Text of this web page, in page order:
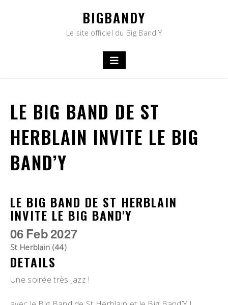
BIGBANDY
Le site officiel du Big Band'Y
LE BIG BAND DE ST
HERBLAIN INVITE LE BIG
BAND’Y
LE BIG BAND DE ST HERBLAIN
INVITE LE BIG BAND'Y
06Feb2027
St Herblain (44)
DETAILS
Une soirée très Jazz !